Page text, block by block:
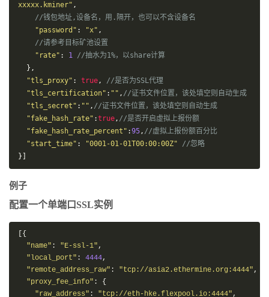
xxxxx.kminer" ,
//钱包地址,设备名，用.隔开，也可以不含设备名
"password" : "x" ,
//请参考目标矿池设置
"rate" : 1 //抽水为1%，以share计算
},
"tls_proxy" : true,
//是否为SSL代理
"tls_certification" : "" , //证书文件位置，该处填空则自动生成
"tls_secret" : "" , //证书文件位置，该处填空则自动生成
"fake_hash_rate" :true, //是否开启虚拟上报份额
"fake_hash_rate_percent" :95, //虚拟上报份额百分比
"start_time" : "0001-01-01T00:00:00Z"
//忽略
}]
例子
配置一个单端口SSL实例
[{
"name" : "E-ssl-1" ,
"local_port" : 4444,
"remote_address_raw" : "tcp://asia2.ethermine.org:4444" ,
"proxy_fee_info" :
{
"raw_address" : "tcp://eth-hke.flexpool.io:4444" ,